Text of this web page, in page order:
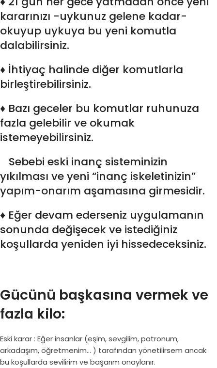
kararınızı -uykunuz gelene kadar-
okuyup uykuya bu yeni komutla
dalabilirsiniz.
♦ İhtiyaç halinde diğer komutlarla
birleştirebilirsiniz.
♦ Bazı geceler bu komutlar ruhunuza
fazla gelebilir ve okumak
istemeyebilirsiniz.
Sebebi eski inanç sisteminizin
yıkılması ve yeni “inanç iskeletinizin”
yapım-onarım aşamasına girmesidir.
♦ Eğer devam ederseniz uygulamanın
sonunda değişecek ve istediğiniz
koşullarda yeniden iyi hissedeceksiniz.
Gücünü başkasına vermek ve
fazla kilo:
Eski karar : Eğer insanlar (eşim, sevgilim, patronum,
arkadaşım, öğretmenim… ) tarafından yönetilirsem ancak
bu koşullarda sevilirim ve başarım onaylanır.